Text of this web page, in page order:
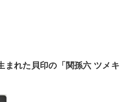
まれた貝印の「関孫六 ツメキ